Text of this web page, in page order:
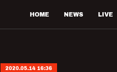
HOME NEWS LIVE
2020.05.14 16:36